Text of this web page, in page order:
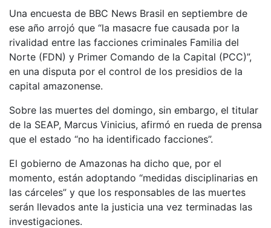
Una encuesta de BBC News Brasil en septiembre de
ese año arrojó que “la masacre fue causada por la
rivalidad entre las facciones criminales Familia del
Norte (FDN) y Primer Comando de la Capital (PCC)”,
en una disputa por el control de los presidios de la
capital amazonense.
Sobre las muertes del domingo, sin embargo, el titular
de la SEAP, Marcus Vinicius, afirmó en rueda de prensa
que el estado “no ha identificado facciones”.
El gobierno de Amazonas ha dicho que, por el
momento, están adoptando “medidas disciplinarias en
las cárceles” y que los responsables de las muertes
serán llevados ante la justicia una vez terminadas las
investigaciones.